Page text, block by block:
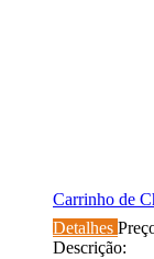
Carrinho de
Detalhes
Descrição: